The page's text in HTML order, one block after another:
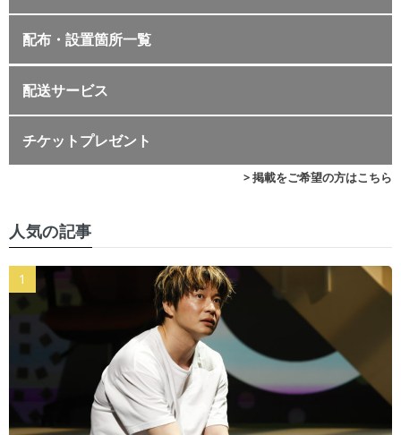
配布・設置箇所一覧
配送サービス
チケットプレゼント
> 掲載をご希望の方はこちら
人気の記事